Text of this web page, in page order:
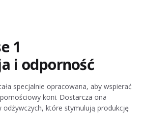
1
i odporność
specjalnie opracowana, aby wspierać
koni. Dostarcza ona
odżywczych, które stymulują produkcję